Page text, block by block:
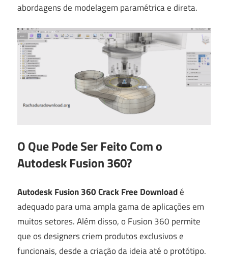
abordagens de modelagem paramétrica e direta.
O Que Pode Ser Feito Com o
Autodesk Fusion 360?
Autodesk Fusion 360 Crack Free Downloadé
adequado para uma ampla gama de aplicações em
muitos setores. Além disso, o Fusion 360 permite
que os designers criem produtos exclusivos e
funcionais, desde a criação da ideia até o protótipo.